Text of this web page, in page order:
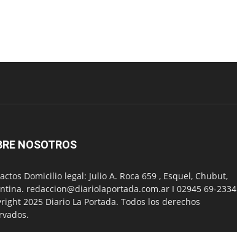
NOSOTROS
Domicilio legal: Julio A. Roca 659 , Esquel, Chubut,
redaccion@diariolaportada.com.ar I 02945 69-2334
2025 Diario La Portada. Todos los derechos